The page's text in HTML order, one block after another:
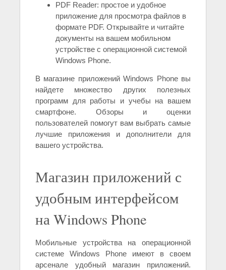
PDF Reader: простое и удобное
приложение для просмотра файлов в
формате PDF. Открывайте и читайте
документы на вашем мобильном
устройстве с операционной системой
Windows Phone.
В магазине приложений Windows Phone вы
найдете множество других полезных
программ для работы и учебы на вашем
смартфоне. Обзоры и оценки
пользователей помогут вам выбрать самые
лучшие приложения и дополнители для
вашего устройства.
Магазин приложений с
удобным интерфейсом
на Windows Phone
Мобильные устройства на операционной
системе Windows Phone имеют в своем
арсенале удобный магазин приложений.